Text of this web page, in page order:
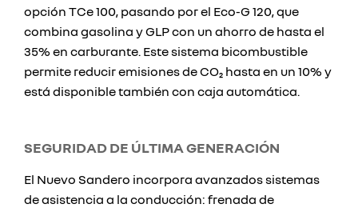
opción TCe 100, pasando por el Eco-G 120, que
combina gasolina y GLP con un ahorro de hasta el
35% en carburante. Este sistema bicombustible
permite reducir emisiones de CO₂ hasta en un 10% y
está disponible también con caja automática.
SEGURIDAD DE ÚLTIMA GENERACIÓN
El Nuevo Sandero incorpora avanzados sistemas
de asistencia a la conducción: frenada de